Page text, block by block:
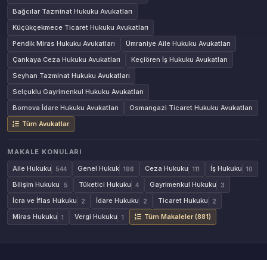
Bağcılar Tazminat Hukuku Avukatları
Küçükçekmece Ticaret Hukuku Avukatları
Pendik Miras Hukuku Avukatları
Ümraniye Aile Hukuku Avukatları
Çankaya Ceza Hukuku Avukatları
Keçiören İş Hukuku Avukatları
Seyhan Tazminat Hukuku Avukatları
Selçuklu Gayrimenkul Hukuku Avukatları
Bornova İdare Hukuku Avukatları
Osmangazi Ticaret Hukuku Avukatları
Tüm Avukatlar
MAKALE KONULARI
Aile Hukuku
544 Genel Hukuk 196 Ceza Hukuku 111 İş Hukuku 10
Bilişim Hukuku 5 Tüketici Hukuku 4 Gayrimenkul Hukuku 3
İcra ve İflas Hukuku 2 İdare Hukuku 2 Ticaret Hukuku 2
Miras Hukuku 1 Vergi Hukuku 1 Tüm Makaleler (881)